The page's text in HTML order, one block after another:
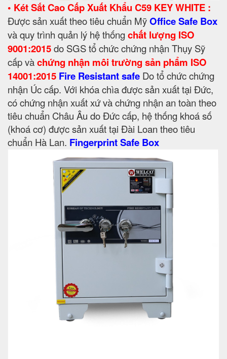
• Két Sắt Cao Cấp Xuất Khẩu C59 KEY WHITE :
Được sản xuất theo tiêu chuẩn MỹOffice Safe Box
và quy trình quản lý hệ thống chất lượng ISO
9001:2015do SGS tổ chức chứng nhận Thụy Sỹ
cấp vàchứng nhận môi trường sản phẩm ISO
14001:2015 Fire Resistant safe Do tổ chức chứng
nhận Úc cấp. Với khóa chìa được sản xuất tại Đức,
có chứng nhận xuất xứ và chứng nhận an toàn theo
tiêu chuẩn Châu Âu do Đức cấp, hệ thống khoá số
(khoá cơ) được sản xuất tại Đài Loan theo tiêu
chuẩn Hà Lan. Fingerprint Safe Box